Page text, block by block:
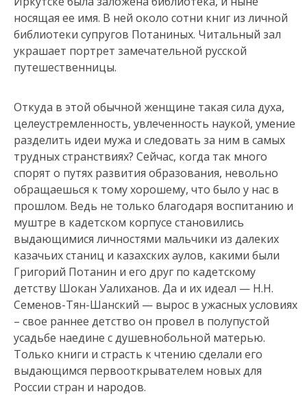
носящая ее имя. В ней около сотни книг из личной
библиотеки супругов Потаниных. Читальный зал
украшает портрет замечательной русской
путешественницы.
Откуда в этой обычной женщине такая сила духа,
целеустремленность, увлеченность наукой, умение
разделить идеи мужа и следовать за ним в самых
трудных странствиях? Сейчас, когда так много
спорят о путях развития образования, невольно
обращаешься к тому хорошему, что было у нас в
прошлом. Ведь не только благодаря воспитанию и
муштре в кадетском корпусе становились
выдающимися личностями мальчики из далеких
казачьих станиц и казахских аулов, какими были
Григорий Потанин и его друг по кадетскому
детству Шокан Уалиханов. Да и их идеал — Н.Н.
Семенов-Тян-Шанский — вырос в ужасных условиях
– свое раннее детство он провел в полупустой
усадьбе наедине с душевнобольной матерью.
Только книги и страсть к чтению сделали его
выдающимся первооткрывателем новых для
России стран и народов.